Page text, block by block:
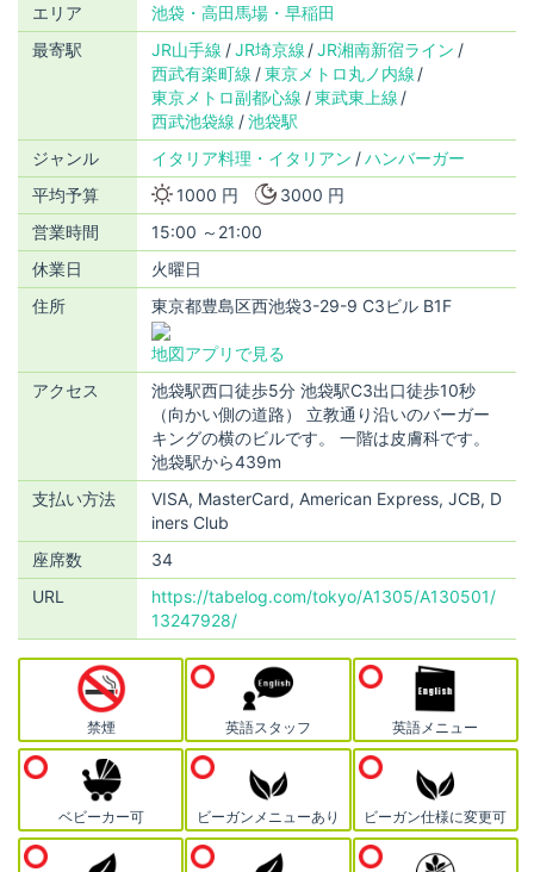
エリア
池袋・高田馬場・早稲田
最寄駅
JR山手線 JR埼京線
JR湘南新宿ライン
西武有楽町線
東京メトロ丸ノ内線
東京メトロ副都心線
東武東上線
西武池袋線
池袋駅
ジャンル
イタリア料理・イタリアン
ハンバーガー
平均予算
1000 円
3000 円
営業時間
15:00 ～21:00
休業日
火曜日
住所
東京都豊島区西池袋3-29-9 C3ビル B1F
地図アプリで見る
アクセス
池袋駅西口徒歩5分 池袋駅C3出口徒歩10秒
（向かい側の道路） 立教通り沿いのバーガー
キングの横のビルです。 一階は皮膚科です。
池袋駅から439m
支払い方法
VISA, MasterCard, American Express, JCB, D
iners Club
座席数
34
URL
https://tabelog.com/tokyo/A1305/A130501/
13247928/
禁煙 英語スタッフ 英語メニュー
ベビーカー可 ビーガンメニューあり ビーガン仕様に変更可